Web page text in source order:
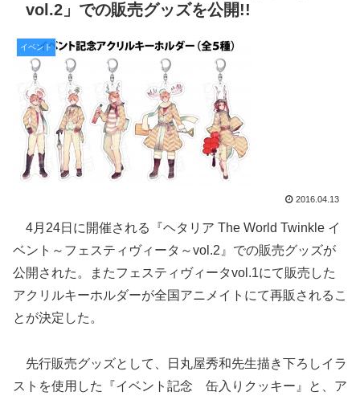
vol.2」での販売グッズを公開!!
イベント
2016.04.13
4月24日に開催される『ヘタリア The World Twinkle イ
ベント～フェスティヴィータ～vol.2』での販売グッズが
公開された。またフェスティヴィータvol.1にて販売した
アクリルキーホルダーが全国アニメイトにて再販されるこ
とが決定した。
先行販売グッズとして、日丸屋秀和先生描き下ろしイラ
ストを使用した『イベント記念 缶入りクッキー』と、ア